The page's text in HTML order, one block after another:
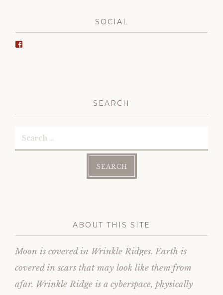
SOCIAL
SEARCH
ABOUT THIS SITE
Moon is covered in Wrinkle Ridges. Earth is
covered in scars that may look like them from
afar. Wrinkle Ridge is a cyberspace, physically